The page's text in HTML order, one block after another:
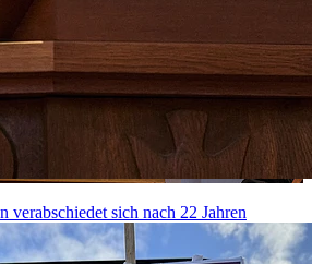
sich nach 22 Jahren